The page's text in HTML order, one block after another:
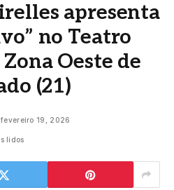
apresenta
no Teatro
Oeste de
(21)
fevereiro 19, 2026
lidos